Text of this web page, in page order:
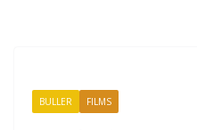
BULLER FILMS